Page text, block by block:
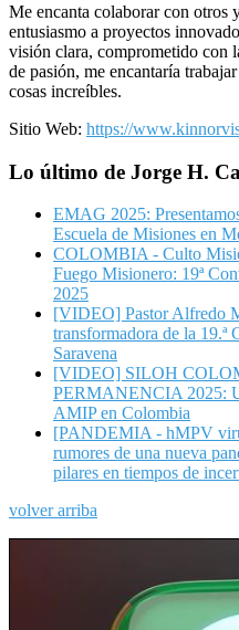
Me encanta colaborar con otros
entusiasmo a proyectos
visión clara, comprometido con
de pasión, me encantaría
cosas increíbles.
Sitio Web: https://
Lo último de Jorge H.
EMAG 2025:
Escuela de Misiones en
COLOMBIA - Culto
Fuego Misionero: 19ª
2025
[VIDEO] Pastor Alfredo
transformadora de la
Saravena
[VIDEO] SILOH
PERMANENCIA 2025:
AMIP en Colombia
[PANDEMIA - hMPV
rumores de una nueva
pilares en tiempos de
volver arriba